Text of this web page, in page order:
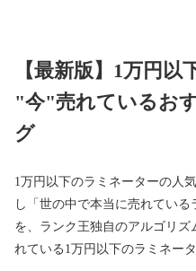
【最新版】1万円
"今"売れているお
グ
1万円以下のラミネーターの人
し「世の中で本当に売れている
を、ランク王独自のアルゴリ
れている1万円以下のラミネー